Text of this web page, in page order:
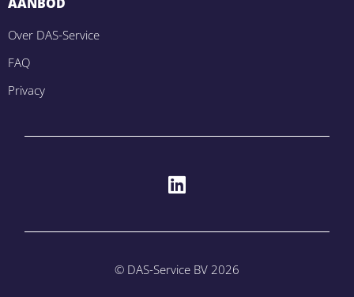
Over DAS-Service
FAQ
Privacy
© DAS-Service BV 2026